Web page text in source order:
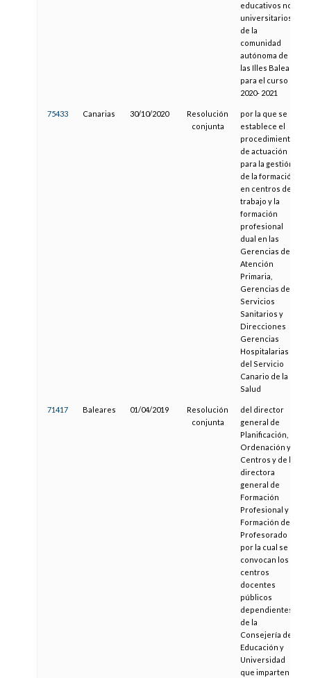
educativos no
universitarios
de la
comunidad
autónoma de
las Illes Balears
para el curso
2020- 2021
75433 Canarias 30/10/2020
Resolución
conjunta
por la que se
establece el
procedimiento
de actuación
para la gestión
de la formación
en centros de
trabajo y la
formación
profesional
dual en las
Gerencias de
Atención
Primaria,
Gerencias de
Servicios
Sanitarios y
Direcciones
Gerencias
Hospitalarias
del Servicio
Canario de la
Salud
71417 Baleares 01/04/2019
Resolución
conjunta
del director
general de
Planificación,
Ordenación y
Centros y de la
directora
general de
Formación
Profesional y
Formación del
Profesorado
por la cual se
convocan los
centros
docentes
públicos
dependientes
de la
Consejería de
Educación y
Universidad
que imparten